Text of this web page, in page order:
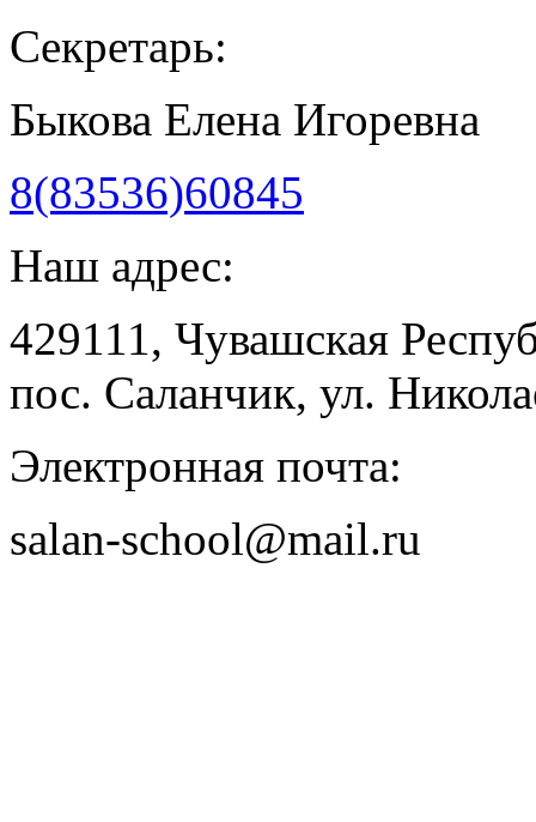
Секретарь:
Быкова Елена Игоревна
8(83536)60845
Наш адрес:
429111, Чувашская
пос. Саланчик, ул.
Электронная почта:
salan-school@mail.ru